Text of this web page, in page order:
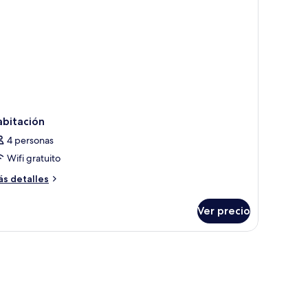
4 personas
Wifi gratuito
detalles
Ver precio